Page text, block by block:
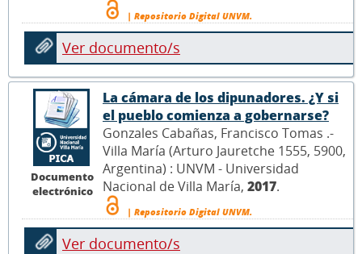
| Repositorio Digital UNVM.
Ver documento/s
Documento
electrónico
La cámara de los dipunadores. ¿Y si
el pueblo comienza a gobernarse?
Gonzales Cabañas, Francisco Tomas .-
Villa María (Arturo Jauretche 1555, 5900,
Argentina) : UNVM - Universidad
Nacional de Villa María, 2017.
| Repositorio Digital UNVM.
Ver documento/s